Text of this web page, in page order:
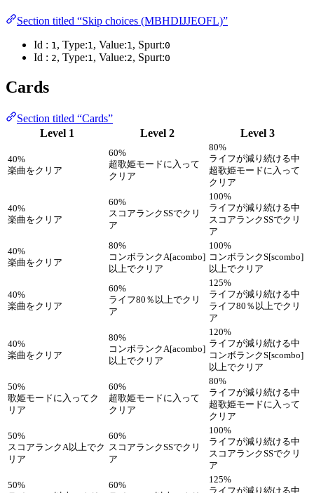
Section titled “Skip choices (MBHDIJJEOFL)”
Id : 1, Type:1, Value:1, Spurt:0
Id : 2, Type:1, Value:2, Spurt:0
Cards
Section titled “Cards”
Level 1
Level 2 Level 3
40%
楽曲をクリア
60%
超歌姫モードに入って
クリア
80%
ライフが減り続ける中
超歌姫モードに入って
クリア
40%
楽曲をクリア
60%
スコアランクSSでクリ
ア
100%
ライフが減り続ける中
スコアランクSSでクリ
ア
40%
楽曲をクリア
80%
コンボランクA[acombo]
以上でクリア
100%
コンボランクS[scombo]
以上でクリア
40%
楽曲をクリア
60%
ライフ80％以上でクリ
ア
125%
ライフが減り続ける中
ライフ80％以上でクリ
ア
40%
楽曲をクリア
80%
コンボランクA[acombo]
以上でクリア
120%
ライフが減り続ける中
コンボランクS[scombo]
以上でクリア
50%
歌姫モードに入ってク
リア
60%
超歌姫モードに入って
クリア
80%
ライフが減り続ける中
超歌姫モードに入って
クリア
50%
スコアランクA以上でク
リア
60%
スコアランクSSでクリ
ア
100%
ライフが減り続ける中
スコアランクSSでクリ
ア
50%
60%
125%
ライフが減り続ける中